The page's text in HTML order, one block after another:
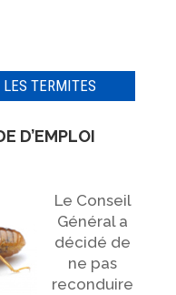
TERMITES
D’EMPLOI
Le Conseil
Général a
décidé de
ne pas
reconduire